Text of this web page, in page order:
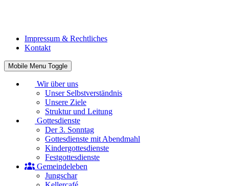
Impressum & Rechtliches
Kontakt
Mobile Menu Toggle
Wir über uns
Unser Selbstverständnis
Unsere Ziele
Struktur und Leitung
Gottesdienste
Der 3. Sonntag
Gottesdienste mit Abendmahl
Kindergottesdienste
Festgottesdienste
Gemeindeleben
Jungschar